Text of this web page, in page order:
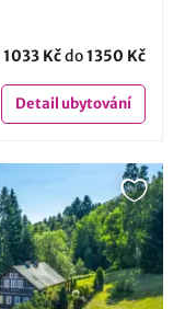
1033 Kčdo1350 Kč
Detailubytování